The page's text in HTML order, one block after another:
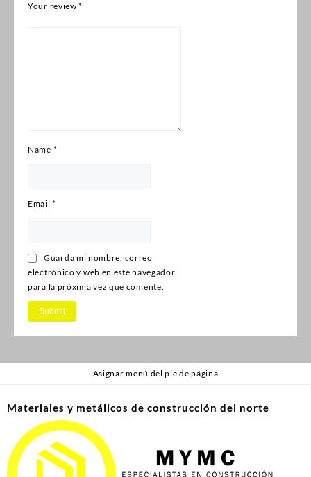
Your review*
Name *
Email*
Guarda mi nombre, correo
electrónico y web en este navegador
para la próxima vez que comente.
Asignar menú del pie de página
Materiales y metálicos de construcción del norte